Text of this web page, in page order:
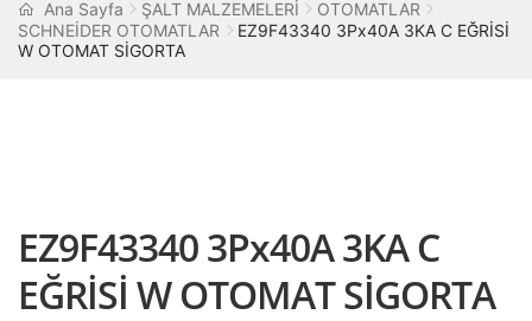
AYDINLATMA
OTOMASYON
BANT / YAPIŞTIRICILAR
ŞALT MALZEMELERİ
Alt
Ana Sayfa ŞALT MALZEMELERİ
OTOMATLAR
SCHNEİDER OTOMATLAR
EZ9F43340 3Px40A 3KA C EĞRİSİ
W OTOMAT SİGORTA
EZ9F43340 3Px40A 3KA C
EĞRİSİ W OTOMAT SİGORTA